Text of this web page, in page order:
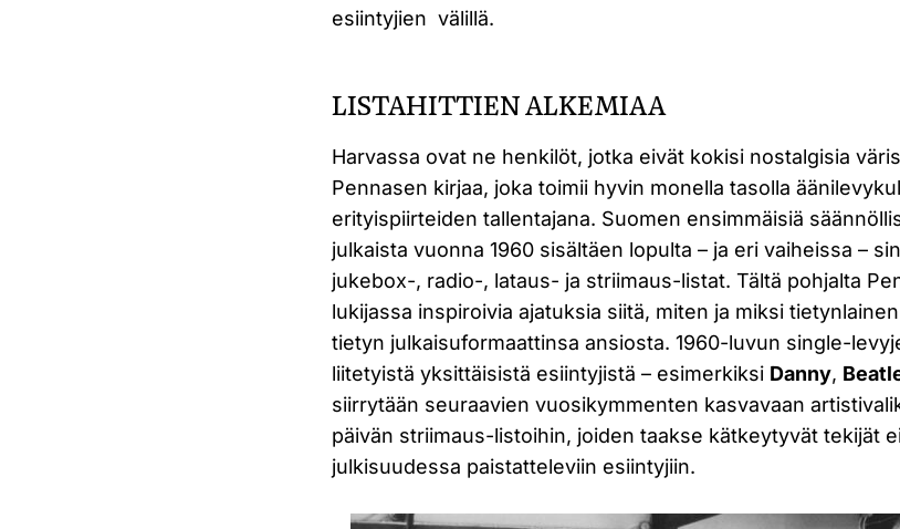
esiintyjien välillä.
LISTAHITTIEN ALKEMIAA
Harvassa ovat ne henkilöt, jotka eivät kokisi nostalgisia
Pennasen kirjaa, joka toimii hyvin monella tasolla
erityispiirteiden tallentajana. Suomen ensimmäisiä
julkaista vuonna 1960 sisältäen lopulta – ja eri vaiheissa –
jukebox-, radio-, lataus- ja striimaus-listat. Tältä pohjalta
lukijassa inspiroivia ajatuksia siitä, miten ja miksi
tietyn julkaisuformaattinsa ansiosta. 1960-luvun single-
liitetyistä yksittäisistä esiintyjistä – esimerkiksi Danny,
siirrytään seuraavien vuosikymmenten kasvavaan
päivän striimaus-listoihin, joiden taakse kätkeytyvät tekijät
julkisuudessa paistatteleviin esiintyjiin.